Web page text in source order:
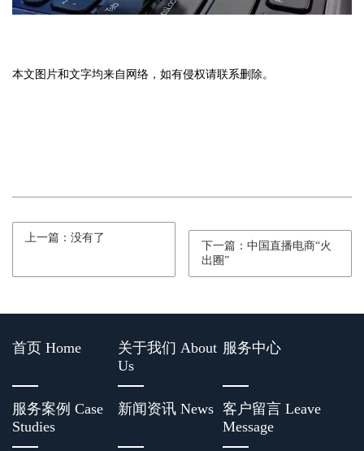
本文图片和文字均来自网络，如有侵权请联系删除。
上一篇：没有了
下一篇：中国直播电商“火
出圈”
首页 Home
关于我们 About
Us
服务中心
服务案例 Case
Studies
新闻资讯 News 客户留言 Leave
Message